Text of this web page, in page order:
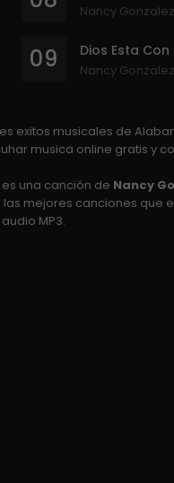
Nancy Gonzalez
09 Dios Esta Con
Nancy Gonzalez
exitos musicales de
musica online gratis y
es una canción de Nancy
mejores canciones que
MP3.